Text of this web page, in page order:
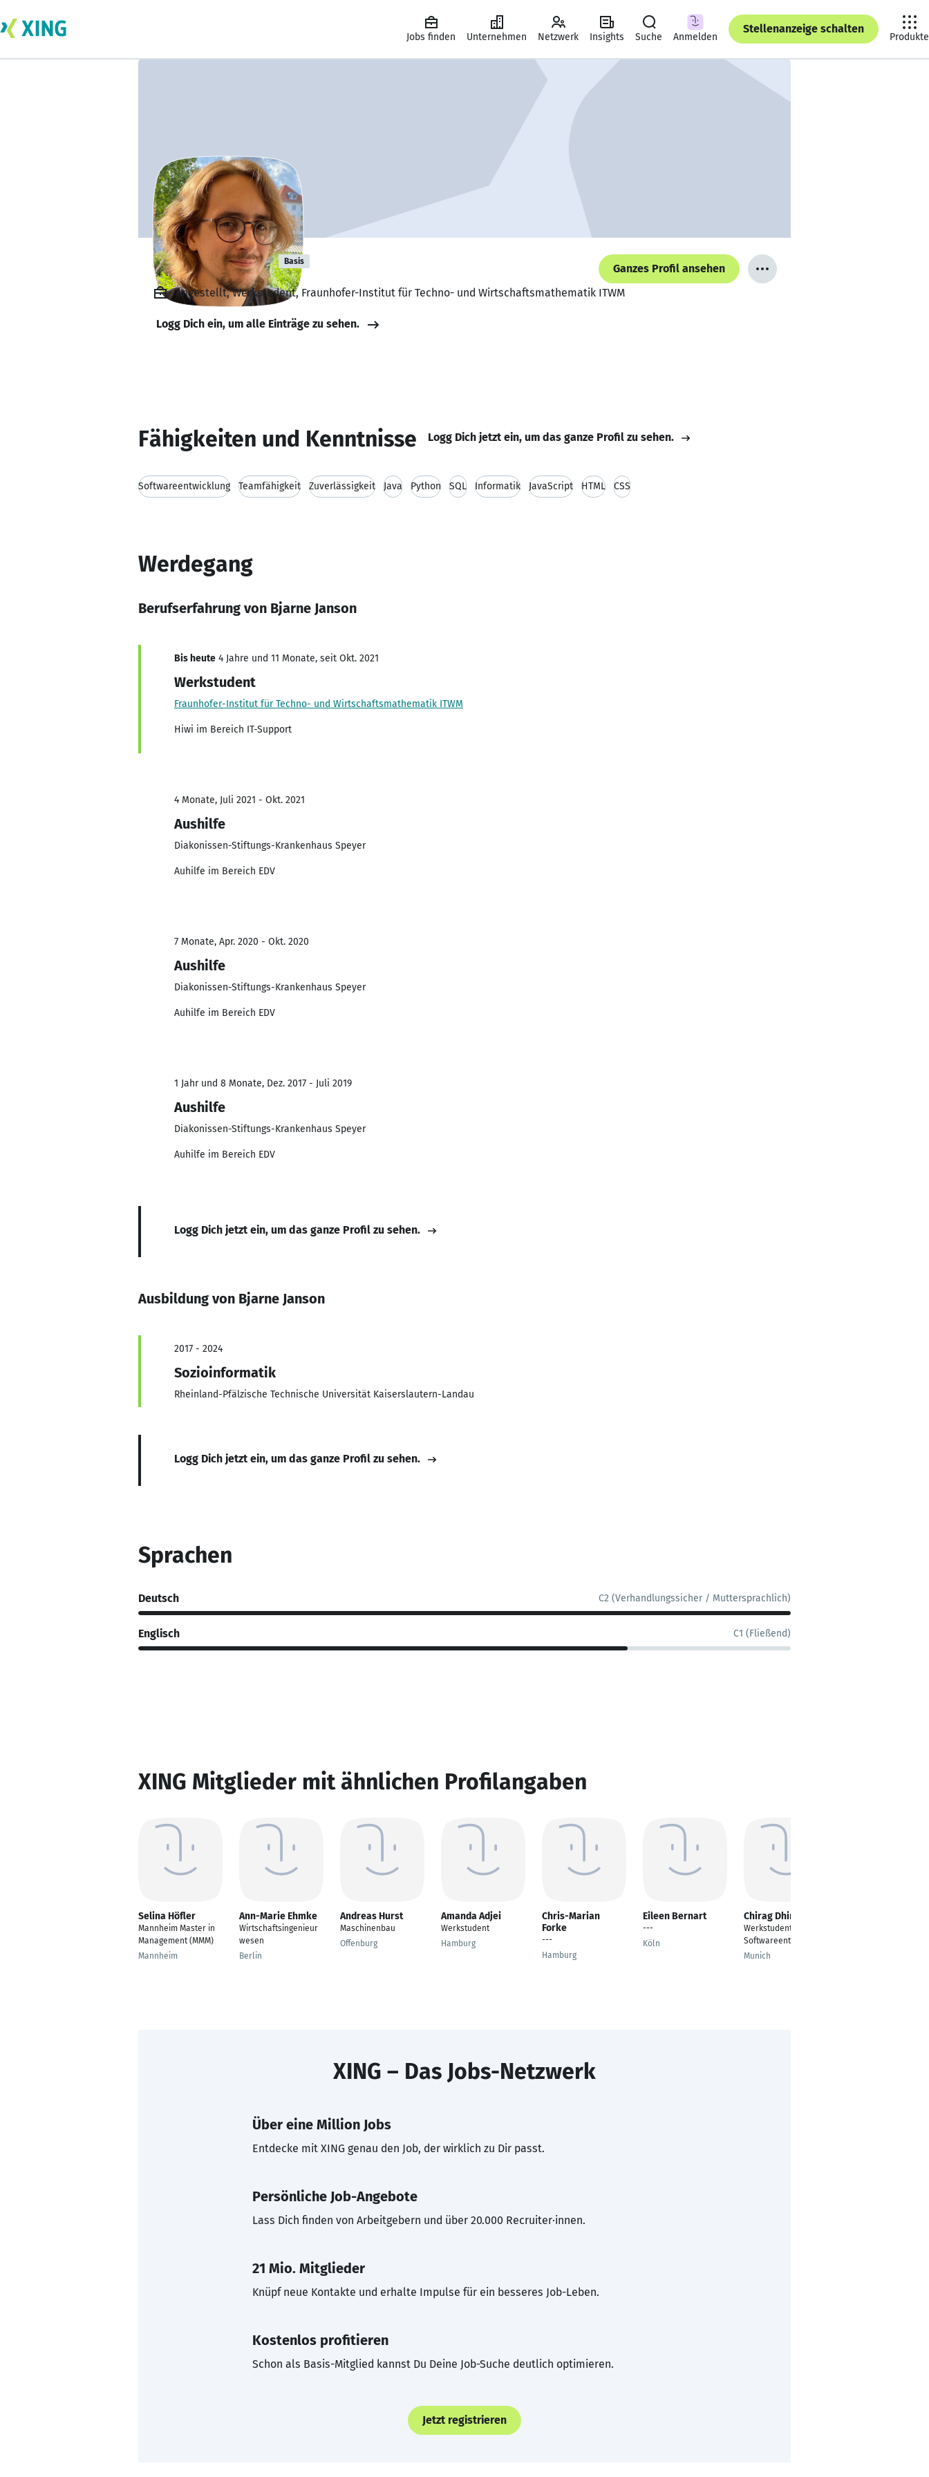
Jobs finden Unternehmen Netzwerk Insights Suche Anmelden
Stellenanzeige schalten
Produkte
Bjarne Janson Basis
Ganzes Profil ansehen
Angestellt, Werkstudent, Fraunhofer-Institut für Techno- und Wirtschaftsmathematik ITWM
Logg Dich ein, um alle Einträge zu sehen.
Fähigkeiten und Kenntnisse Logg Dich jetzt ein, um das ganze Profil zu sehen.
Softwareentwicklung Teamfähigkeit Zuverlässigkeit Java Python SQL Informatik JavaScript HTML CSS
Werdegang
Berufserfahrung von Bjarne Janson
Bis heute 4 Jahre und 11 Monate, seit Okt. 2021
Werkstudent
Fraunhofer-Institut für Techno- und Wirtschaftsmathematik ITWM
Hiwi im Bereich IT-Support
4 Monate, Juli 2021 - Okt. 2021
Aushilfe
Diakonissen-Stiftungs-Krankenhaus Speyer
Auhilfe im Bereich EDV
7 Monate, Apr. 2020 - Okt. 2020
Aushilfe
Diakonissen-Stiftungs-Krankenhaus Speyer
Auhilfe im Bereich EDV
1 Jahr und 8 Monate, Dez. 2017 - Juli 2019
Aushilfe
Diakonissen-Stiftungs-Krankenhaus Speyer
Auhilfe im Bereich EDV
Logg Dich jetzt ein, um das ganze Profil zu sehen.
Ausbildung von Bjarne Janson
2017 - 2024
Sozioinformatik
Rheinland-Pfälzische Technische Universität Kaiserslautern-Landau
Logg Dich jetzt ein, um das ganze Profil zu sehen.
Sprachen
Deutsch C2 (Verhandlungssicher / Muttersprachlich)
Englisch C1 (Fließend)
XING Mitglieder mit ähnlichen Profilangaben
Selina Höfler
Mannheim Master in
Management (MMM)
Mannheim
Ann-Marie Ehmke
Wirtschaftsingenieur
wesen
Berlin
Andreas Hurst
Maschinenbau
Offenburg
Amanda Adjei
Werkstudent
Hamburg
Chris-Marian
Forke
---
Hamburg
Eileen Bernart
---
Köln
Chirag Dhingra
Werkstudent
Softwareentwicklung
Munich
XING – Das Jobs-Netzwerk
Über eine Million Jobs
Entdecke mit XING genau den Job, der wirklich zu Dir passt.
Persönliche Job-Angebote
Lass Dich finden von Arbeitgebern und über 20.000 Recruiter·innen.
21 Mio. Mitglieder
Knüpf neue Kontakte und erhalte Impulse für ein besseres Job-Leben.
Kostenlos profitieren
Schon als Basis-Mitglied kannst Du Deine Job-Suche deutlich optimieren.
Jetzt registrieren